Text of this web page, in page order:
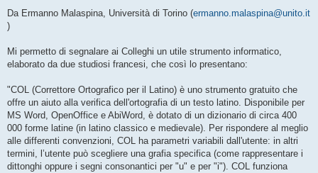
s
Da Ermanno Malaspina, Università di Torino (ermanno.malaspina@unito.it
)
Mi permetto di segnalare ai Colleghi un utile strumento informatico,
elaborato da due studiosi francesi, che così lo presentano:
"COL (Correttore Ortografico per il Latino) è uno strumento gratuito che
offre un aiuto alla verifica dell'ortografia di un testo latino. Disponibile per
MS Word, OpenOffice e AbiWord, è dotato di un dizionario di circa 400
000 forme latine (in latino classico e medievale). Per rispondere al meglio
alle differenti convenzioni, COL ha parametri variabili dall'utente: in altri
termini, l’utente può scegliere una grafia specifica (come rappresentare i
dittonghi oppure i segni consonantici per "u" e per "i"). COL funziona